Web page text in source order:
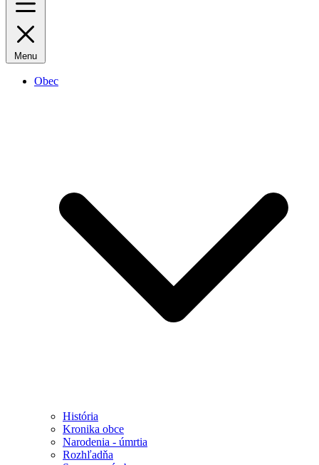
Menu
Obec
História
Kronika obce
Narodenia - úmrtia
Rozhľadňa